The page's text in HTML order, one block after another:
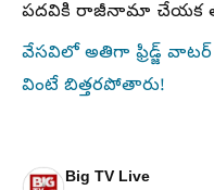
పదవికి రాజీనామా చేయక
వేసవిలో అతిగా ఫ్రిడ్జ్ వాటర్
వింటే బిత్తరపోతారు!
Big TV Live